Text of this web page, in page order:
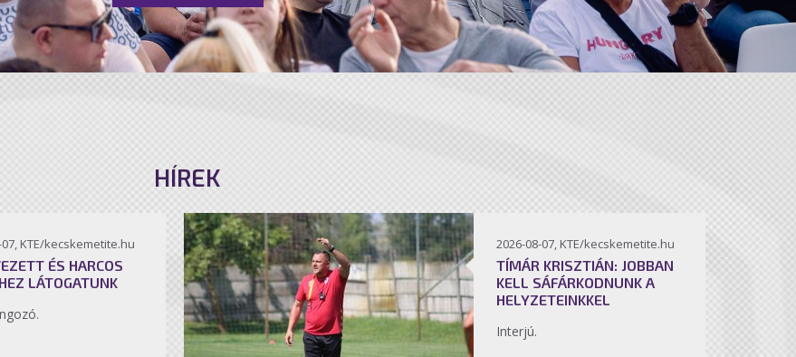
HÍREK
KTE/kecskemetite.hu
ÉS HARCOS
LÁTOGATUNK
2026-08-07, KTE/kecskemetite.hu
TÍMÁR KRISZTIÁN: JOBBAN
KELL SÁFÁRKODNUNK A
HELYZETEINKKEL
Interjú.